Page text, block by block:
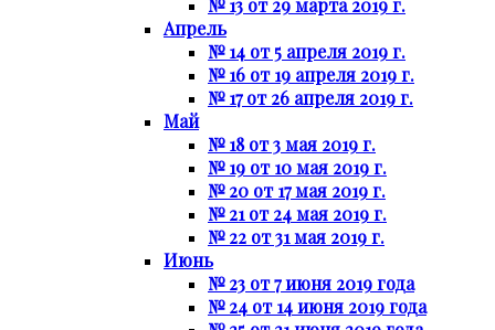
№ 13 от 29 марта 2019 г.
Апрель
№ 14 от 5 апреля 2019 г.
№ 16 от 19 апреля 2019 г.
№ 17 от 26 апреля 2019 г.
Май
№ 18 от 3 мая 2019 г.
№ 19 от 10 мая 2019 г.
№ 20 от 17 мая 2019 г.
№ 21 от 24 мая 2019 г.
№ 22 от 31 мая 2019 г.
Июнь
№ 23 от 7 июня 2019 года
№ 24 от 14 июня 2019 года